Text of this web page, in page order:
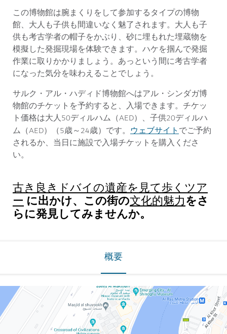
この博物館は腕まくりをして参加するタイプの博物
館、大人も子供も間違いなく魅了されます。大人も子
供も考古学者の帽子をかぶり、砂に埋もれた埋蔵物を
模擬した発掘現場を体験できます。ハケを掴んで発掘
作業に取りかかりましょう。あっという間に考古学者
になった気分を味わえることでしょう。
サルク・アル・ハディド博物館へはアル・シンダガ博
物館のチケットを予約すると、入場できます。チケッ
ト価格は大人50ディルハム（AED）、子供20ディルハ
ム（AED）（5歳～24歳）です。 ウェブサイトでご予約
されるか、当日に施設で入場チケットを購入くださ
い。
古き良きドバイの遺産を見て歩くツア
ー に出かけ、この街の文化的魅力をさ
らに発見してみませんか。
概要